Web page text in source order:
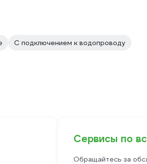
С подключением к водопроводу
Сервисы по
Обращайтесь за